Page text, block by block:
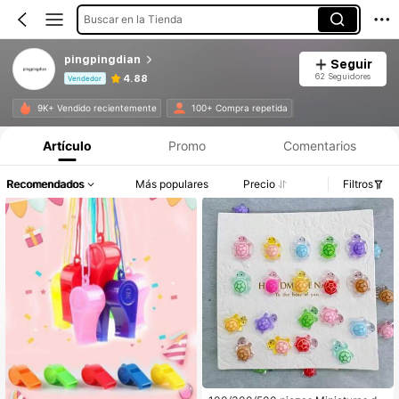
Buscar en la Tienda
pingpingdian
Vendedor 4.88
Seguir
62 Seguidores
9K+ Vendido recientemente 100+ Compra repetida
Artículo Promo Comentarios
Recomendados Más populares Precio Filtros